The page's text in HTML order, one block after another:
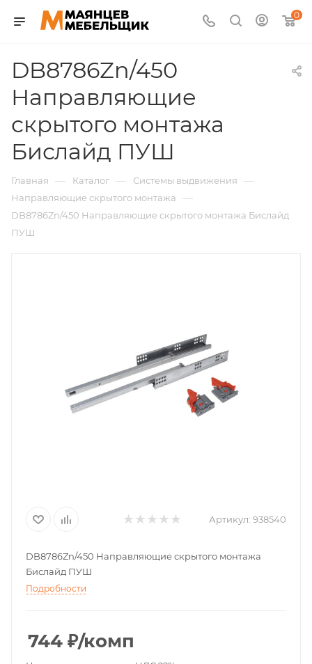
0
DB8786Zn/450
Направляющие
скрытого монтажа
Бислайд ПУШ
Главная — Каталог — Системы выдвижения —
Направляющие скрытого монтажа —
DB8786Zn/450 Направляющие скрытого монтажа Бислайд
ПУШ
Артикул: 938540
DB8786Zn/450 Направляющие скрытого монтажа
Бислайд ПУШ
Подробности
744 ₽/комп